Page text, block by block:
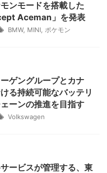
ンモードを搭載した
Aceman」を発表
BMW, MINI ポケモン
ゲングループとカナ
る持続可能なバッテリ
ーンの推進を目指す
Volkswagen
ービスが管理する、東